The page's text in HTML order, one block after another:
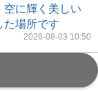
空に輝く美しい
場所です
2026-08-03 10:50